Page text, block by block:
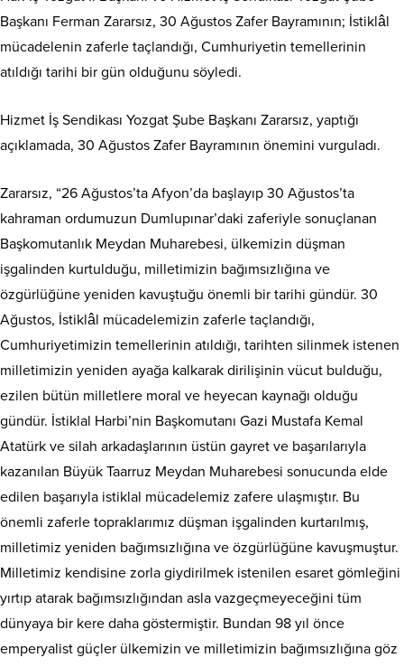
Başkanı Ferman Zararsız, 30 Ağustos Zafer Bayramının; İstiklâl
mücadelenin zaferle taçlandığı, Cumhuriyetin temellerinin
atıldığı tarihi bir gün olduğunu söyledi.
Hizmet İş Sendikası Yozgat Şube Başkanı Zararsız, yaptığı
açıklamada, 30 Ağustos Zafer Bayramının önemini vurguladı.
Zararsız, “26 Ağustos’ta Afyon’da başlayıp 30 Ağustos’ta
kahraman ordumuzun Dumlupınar’daki zaferiyle sonuçlanan
Başkomutanlık Meydan Muharebesi, ülkemizin düşman
işgalinden kurtulduğu, milletimizin bağımsızlığına ve
özgürlüğüne yeniden kavuştuğu önemli bir tarihi gündür. 30
Ağustos, İstiklâl mücadelemizin zaferle taçlandığı,
Cumhuriyetimizin temellerinin atıldığı, tarihten silinmek istenen
milletimizin yeniden ayağa kalkarak dirilişinin vücut bulduğu,
ezilen bütün milletlere moral ve heyecan kaynağı olduğu
gündür. İstiklal Harbi’nin Başkomutanı Gazi Mustafa Kemal
Atatürk ve silah arkadaşlarının üstün gayret ve başarılarıyla
kazanılan Büyük Taarruz Meydan Muharebesi sonucunda elde
edilen başarıyla istiklal mücadelemiz zafere ulaşmıştır. Bu
önemli zaferle topraklarımız düşman işgalinden kurtarılmış,
milletimiz yeniden bağımsızlığına ve özgürlüğüne kavuşmuştur.
Milletimiz kendisine zorla giydirilmek istenilen esaret gömleğini
yırtıp atarak bağımsızlığından asla vazgeçmeyeceğini tüm
dünyaya bir kere daha göstermiştir. Bundan 98 yıl önce
emperyalist güçler ülkemizin ve milletimizin bağımsızlığına göz